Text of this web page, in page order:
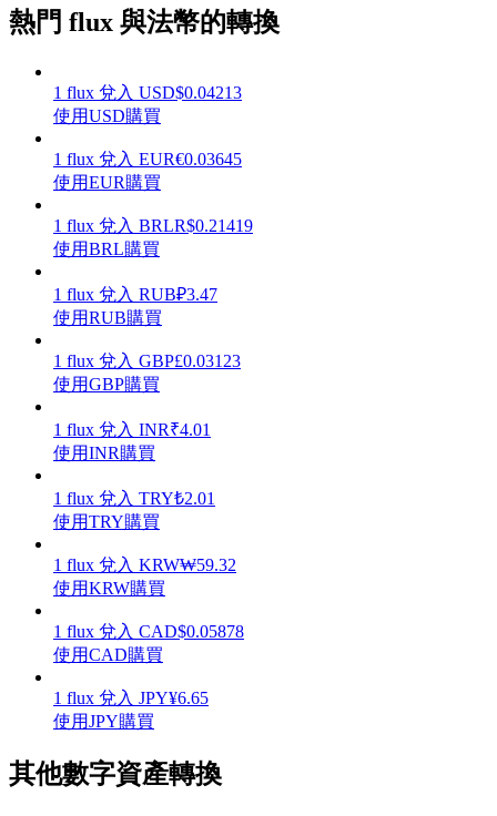
增值寶
使您的資產穩定增值
機槍池
一鍵質押鎖定高收益
熱門 flux 與法幣的轉換
1 flux 兌入 USD$0.04213
使用USD購買
1 flux 兌入 EUR€0.03645
使用EUR購買
1 flux 兌入 BRLR$0.21419
使用BRL購買
1 flux 兌入 RUB₽3.47
使用RUB購買
1 flux 兌入 GBP£0.03123
使用GBP購買
1 flux 兌入 INR₹4.01
使用INR購買
1 flux 兌入 TRY₺2.01
使用TRY購買
1 flux 兌入 KRW₩59.32
使用KRW購買
1 flux 兌入 CAD$0.05878
使用CAD購買
1 flux 兌入 JPY¥6.65
使用JPY購買
其他數字資產轉換